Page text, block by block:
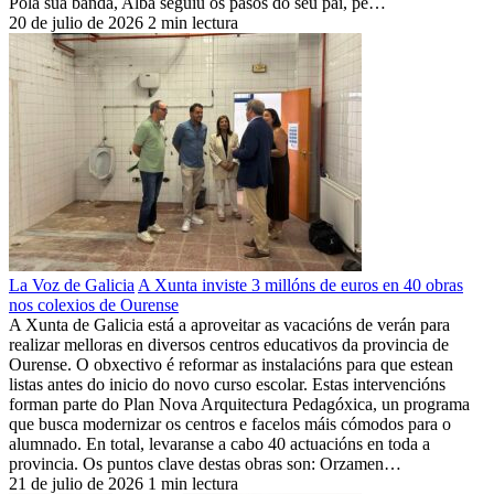
20 de julio de 2026 2 min lectura
La Voz de Galicia A Xunta inviste 3 millóns de euros en 40 obras
nos colexios de Ourense
A Xunta de Galicia está a aproveitar as vacacións de verán para
realizar melloras en diversos centros educativos da provincia de
Ourense. O obxectivo é reformar as instalacións para que estean
listas antes do inicio do novo curso escolar. Estas intervencións
forman parte do Plan Nova Arquitectura Pedagóxica, un programa
que busca modernizar os centros e facelos máis cómodos para o
alumnado. En total, levaranse a cabo 40 actuacións en toda a
provincia. Os puntos clave destas obras son: Orzamen…
21 de julio de 2026 1 min lectura